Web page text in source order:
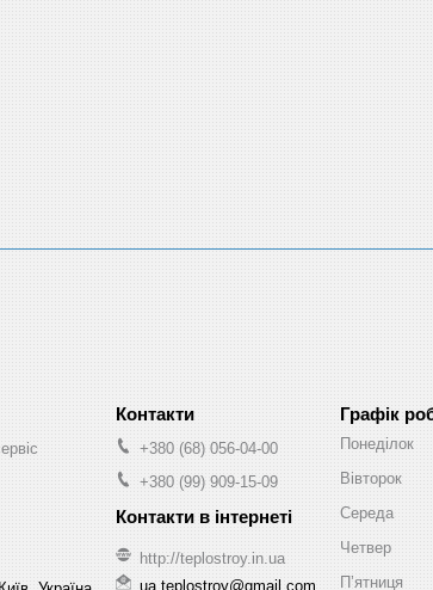
+380 (68) 056-04-00
+380 (99) 909-15-09
http://teplostroy.in.ua
ua.teplostroy@gmail.com
Графік
Понеділок
Вівторок
Середа
Четвер
Пʼятниця